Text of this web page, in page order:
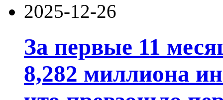
2025-12-26
За первые 11
8,282 миллиона